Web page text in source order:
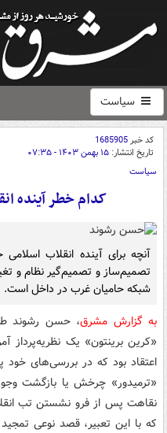
سیاست
کد خبر1685905
تاریخ انتشار: ۱۵ بهمن ۱۴۰۳ - ۰۷:۳۵
سیاست
کدام خطر آینده
آنچه برای آینده انقلاب
تصمیم‌ساز و تصمیم‌گیر نظام و
شبکه حامیان غرب در داخل است.
به گزارش مشرق، حسن رشوند
«کرین برینتون» یک نظریه‌پرداز
اعتقاد بود که در بررسی‌های خود
«ترمیدور» چرخش یا بازگشت
نقاهت پس از فرو نشستن تب
که با این تعبیر، قصد نوعی